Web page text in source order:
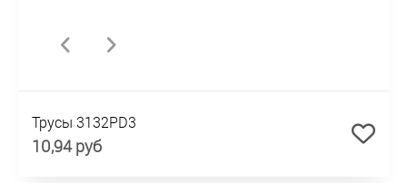
Трусы 3132PD3
10,94 руб